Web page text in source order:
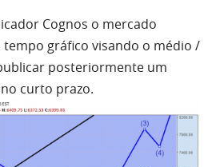
Cognos o mercado
tempo gráfico visando o médio /
posteriormente um
curto prazo.